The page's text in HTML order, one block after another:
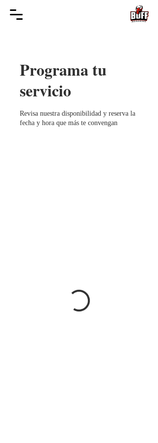
Programa tu
servicio
Revisa nuestra disponibilidad y reserva la
fecha y hora que más te convengan